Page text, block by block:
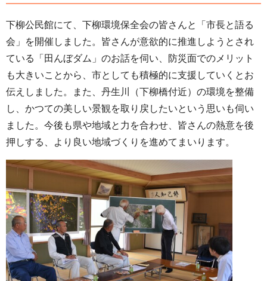
下柳公民館にて、下柳環境保全会の皆さんと「市長と語る
会」を開催しました。皆さんが意欲的に推進しようとされ
ている「田んぼダム」のお話を伺い、防災面でのメリット
も大きいことから、市としても積極的に支援していくとお
伝えしました。また、丹生川（下柳橋付近）の環境を整備
し、かつての美しい景観を取り戻したいという思いも伺い
ました。今後も県や地域と力を合わせ、皆さんの熱意を後
押しする、より良い地域づくりを進めてまいります。